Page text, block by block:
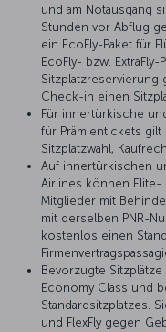
und am Notausgang
Stunden vor Abflug
ein EcoFly-Paket für
EcoFly- bzw.
Sitzplatzreservierung
Check-in einen
Für innertürkische
für Prämientickets gilt
Sitzplatzwahl,
Auf innertürkischen
Airlines können Elite-
Mitglieder mit
mit derselben PNR-
kostenlos einen
Bevorzugte
Economy Class und
Standardsitzplatzes.
und FlexFly gegen